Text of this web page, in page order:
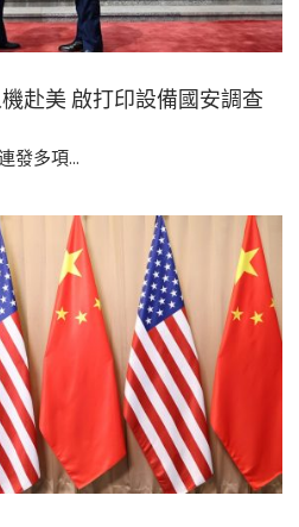
赴美 啟打印設備國安調查
發多項...